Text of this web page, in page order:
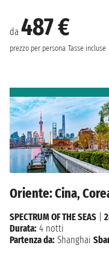
da 487 €
prezzo per persona Tasse incluse
Oriente: Cina,
SPECTRUM OF THE SEAS
Durata: 4 notti
Partenza da: Shanghai